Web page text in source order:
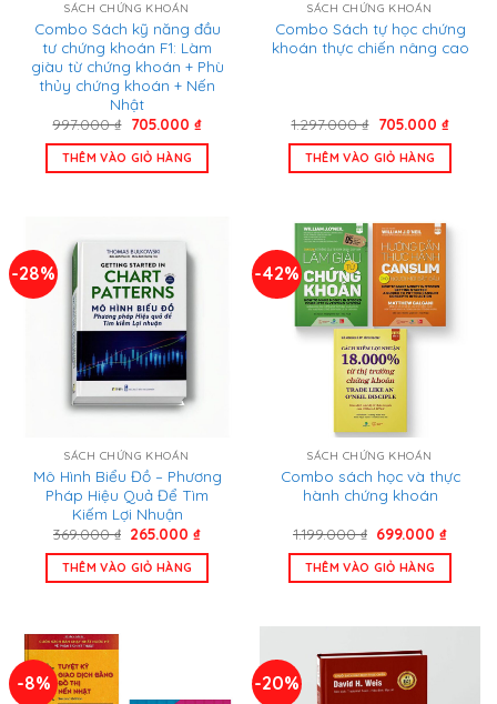
SÁCH CHỨNG KHOÁN
Combo Sách kỹ năng đầu
tư chứng khoán F1: Làm
giàu từ chứng khoán + Phù
thủy chứng khoán + Nến
Nhật
997.000₫ Giá
là:
997.000 ₫.
705.000 ₫Giá
tại
THÊM VÀO GIỎ HÀNG
SÁCH CHỨNG KHOÁN
Combo Sách tự học chứng
khoán thực chiến nâng cao
1.297.000₫ Giá
là:
1.297.000 ₫.
705.000 ₫Giá
tại
THÊM VÀO GIỎ HÀNG
-28%
SÁCH CHỨNG KHOÁN
Mô Hình Biểu Đồ – Phương
Pháp Hiệu Quả Để Tìm
Kiếm Lợi Nhuận
369.000₫ Giá
là:
369.000 ₫.
265.000₫Giá
tại
THÊM VÀO GIỎ HÀNG
-42%
SÁCH CHỨNG KHOÁN
Combo sách học và thực
hành chứng khoán
1.199.000₫ Giá
là:
1.199.000 ₫.
699.000₫Giá
tại
THÊM VÀO GIỎ HÀNG
-8% -20%